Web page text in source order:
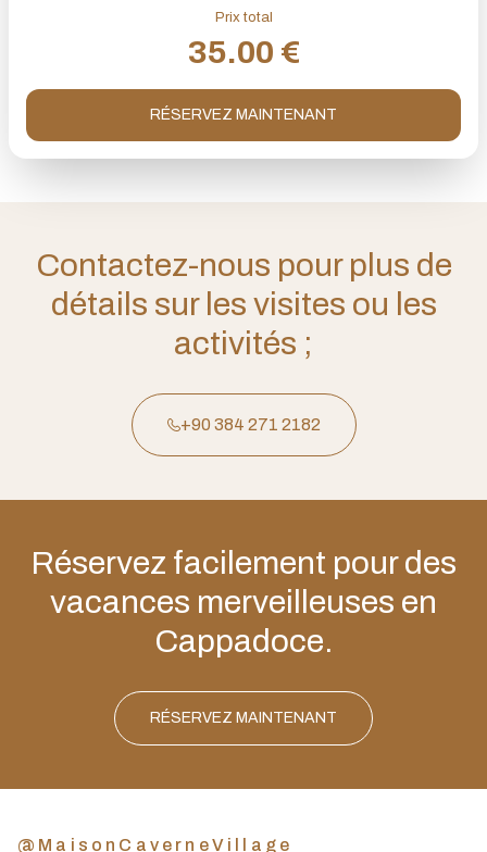
Prix total
35.00 €
RÉSERVEZ MAINTENANT
Contactez-nous pour plus de
détails sur les visites ou les
activités ;
+90 384 271 2182
Réservez facilement pour des
vacances merveilleuses en
Cappadoce.
RÉSERVEZ MAINTENANT
@MaisonCaverneVillage